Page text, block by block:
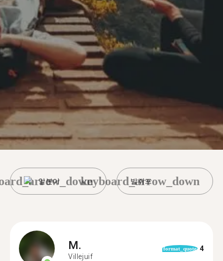
일본어 빌쥐프
keyboard_arrow_down
M.
Villejuif
format_quote 4